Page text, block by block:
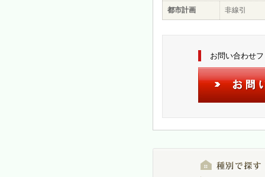
都市計画 非線引
お問い合わせ